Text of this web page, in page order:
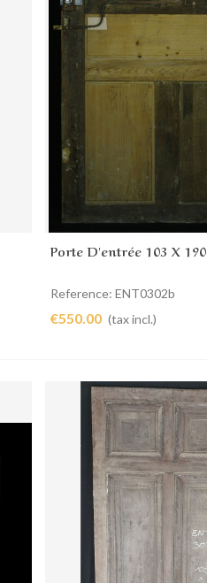
Add to cart
Porte D'entrée 103 X 190
Reference: ENT0302b
€550.00 (tax incl.)